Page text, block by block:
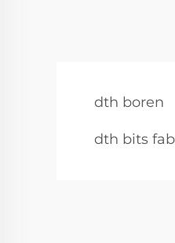
dth boren
dth bits